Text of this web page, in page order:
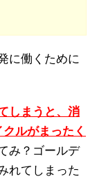
に働くために
しまうと、消
ルがまったく
み？ゴールデ
れてしまった